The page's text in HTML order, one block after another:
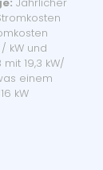
kW und
19,3 kW/
einem
kW